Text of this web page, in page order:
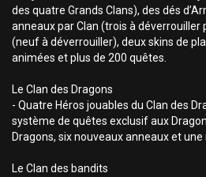
des quatre Grands Clans), des dés
anneaux par Clan (trois à
(neuf à déverrouiller), deux skins de
animées et plus de 200 quêtes.
Le Clan des Dragons
- Quatre Héros jouables du Clan des
système de quêtes exclusif aux
Dragons, six nouveaux anneaux et
Le Clan des bandits